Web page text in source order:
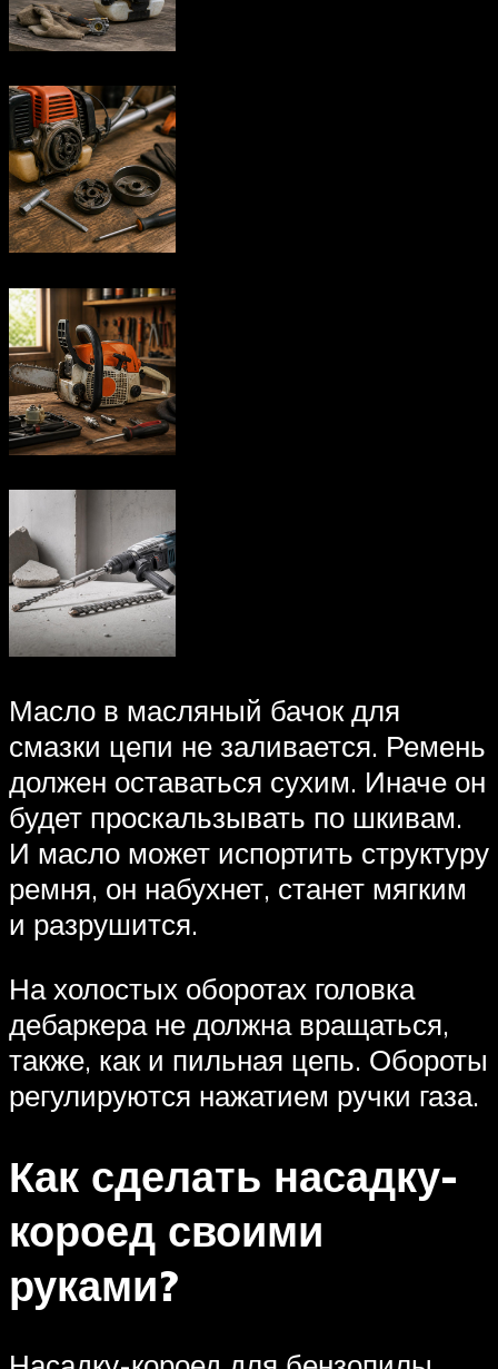
Масло в масляный бачок для
смазки цепи не заливается. Ремень
должен оставаться сухим. Иначе он
будет проскальзывать по шкивам.
И масло может испортить структуру
ремня, он набухнет, станет мягким
и разрушится.
На холостых оборотах головка
дебаркера не должна вращаться,
также, как и пильная цепь. Обороты
регулируются нажатием ручки газа.
Как сделать насадку-
короед своими
руками?